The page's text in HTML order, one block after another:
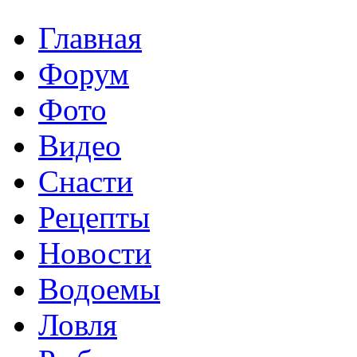
Главная
Форум
Фото
Видео
Снасти
Рецепты
Новости
Водоемы
Ловля